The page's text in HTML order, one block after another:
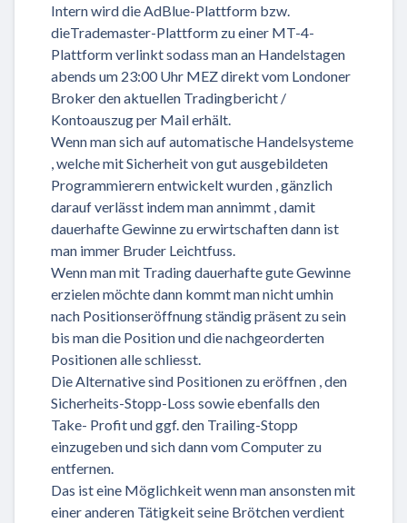
Intern wird die AdBlue-Plattform bzw.
dieTrademaster-Plattform zu einer MT-4-
Plattform verlinkt sodass man an Handelstagen
abends um 23:00 Uhr MEZ direkt vom Londoner
Broker den aktuellen Tradingbericht /
Kontoauszug per Mail erhält.
Wenn man sich auf automatische Handelsysteme
, welche mit Sicherheit von gut ausgebildeten
Programmierern entwickelt wurden , gänzlich
darauf verlässt indem man annimmt , damit
dauerhafte Gewinne zu erwirtschaften dann ist
man immer Bruder Leichtfuss.
Wenn man mit Trading dauerhafte gute Gewinne
erzielen möchte dann kommt man nicht umhin
nach Positionseröffnung ständig präsent zu sein
bis man die Position und die nachgeorderten
Positionen alle schliesst.
Die Alternative sind Positionen zu eröffnen , den
Sicherheits-Stopp-Loss sowie ebenfalls den
Take- Profit und ggf. den Trailing-Stopp
einzugeben und sich dann vom Computer zu
entfernen.
Das ist eine Möglichkeit wenn man ansonsten mit
einer anderen Tätigkeit seine Brötchen verdient